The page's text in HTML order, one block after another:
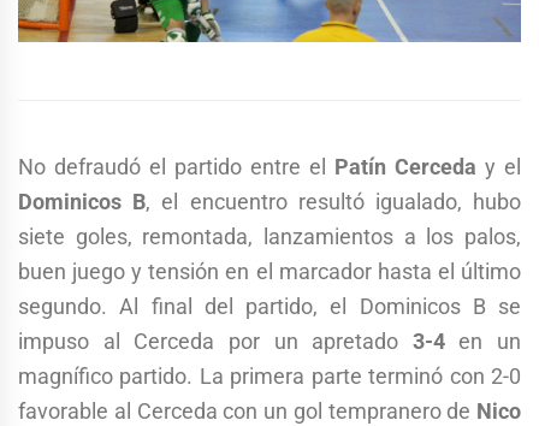
No defraudó el partido entre el Patín Cerceda y el
Dominicos B, el encuentro resultó igualado, hubo
siete goles, remontada, lanzamientos a los palos,
buen juego y tensión en el marcador hasta el último
segundo. Al final del partido, el Dominicos B se
impuso al Cerceda por un apretado 3-4en un
magnífico partido. La primera parte terminó con 2-0
favorable al Cerceda con un gol tempranero de Nico